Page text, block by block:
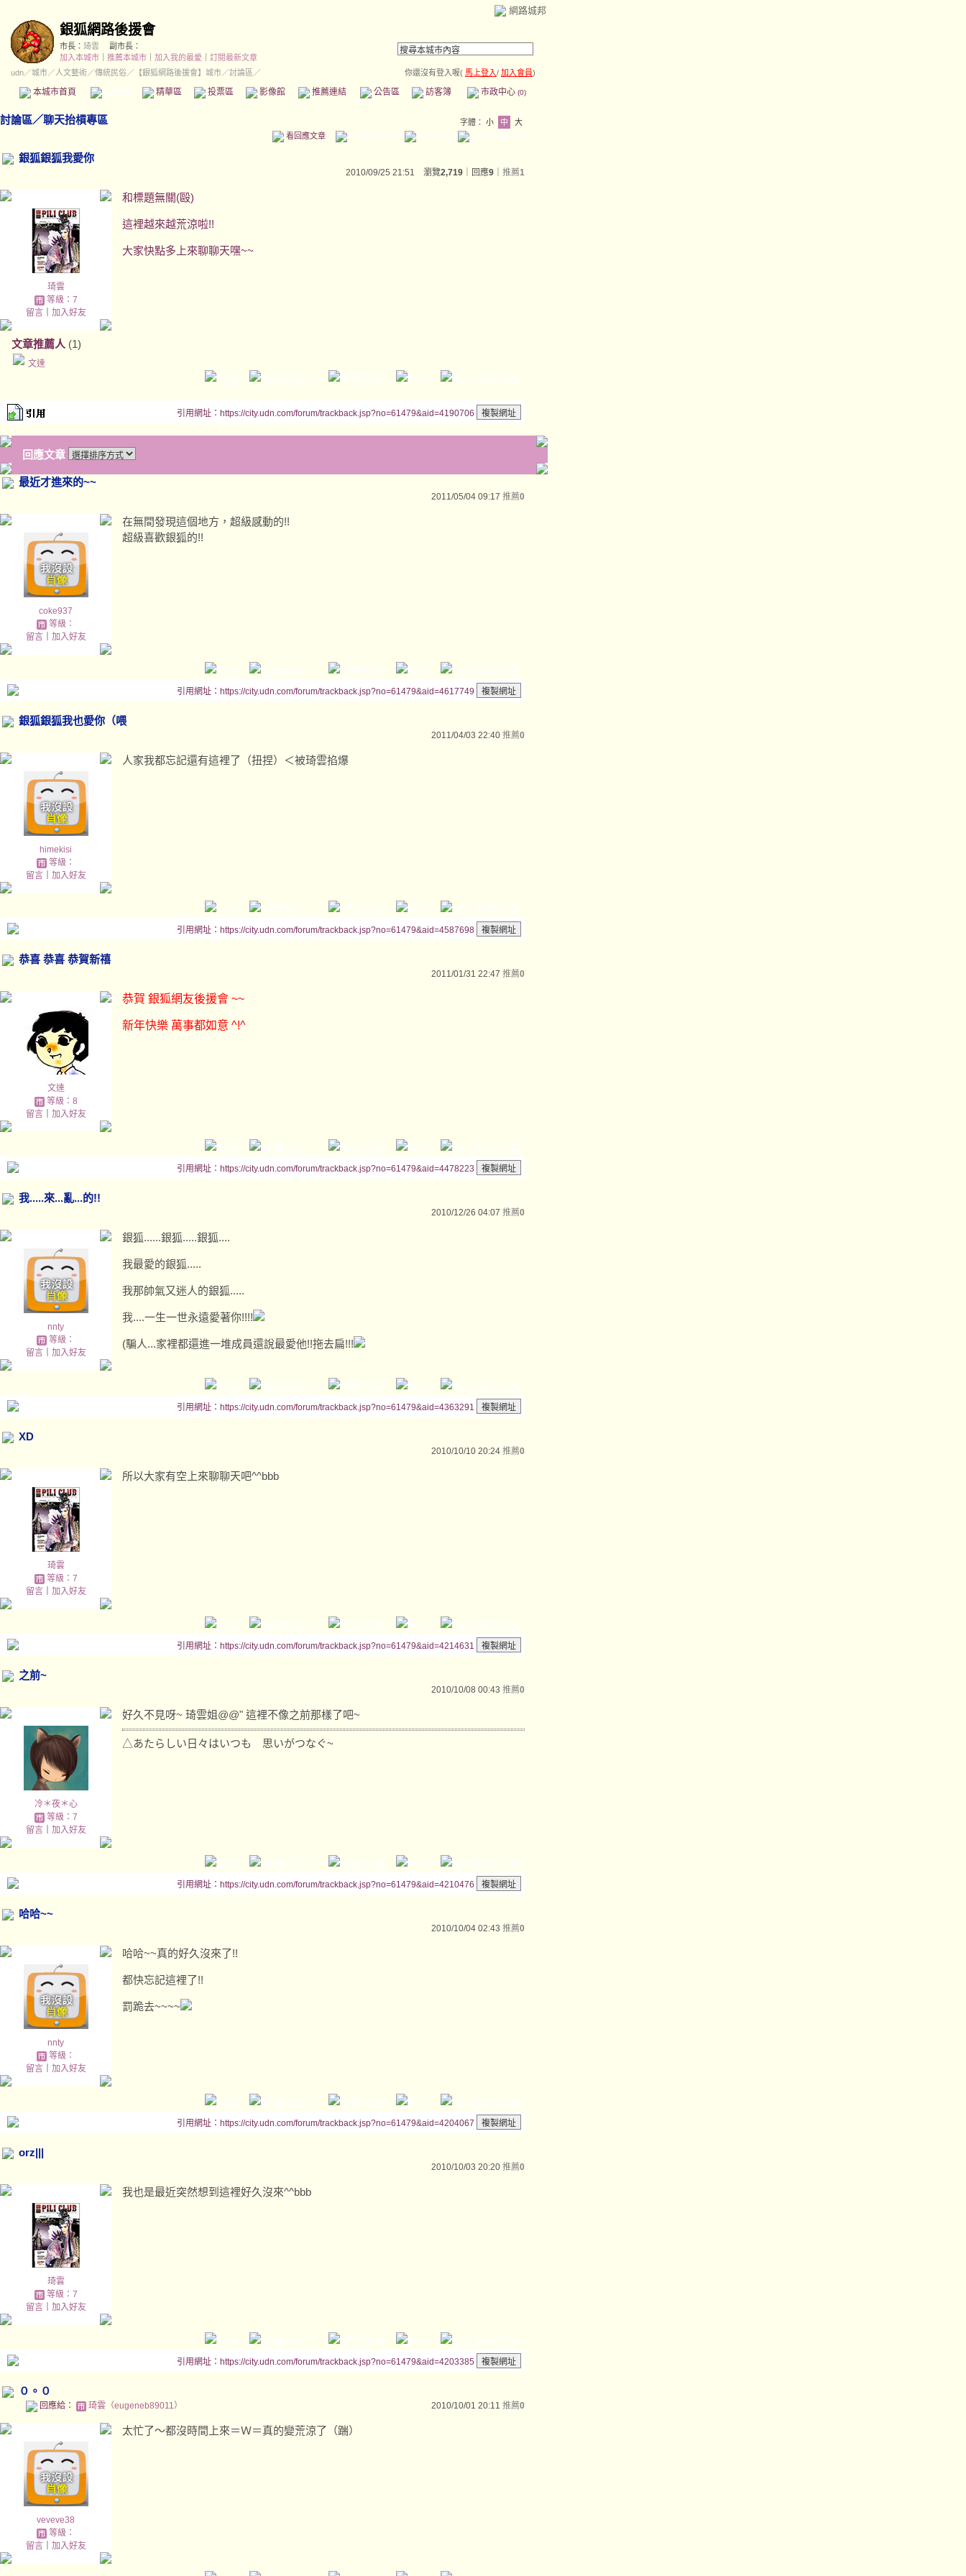
網路城邦
銀狐網路後援會
市長： 琦雲
副市長：
加入本城市
推薦本城市 加入我的最愛
訂閱最新文章
udn／城市／人文藝術／傳統民俗／ 【銀狐網路後援會】城市／討論區／ 你還沒有登入喔( 馬上登入/ 加入會員)
本城市首頁 精華區 投票區 影像館 推薦連結 公告區 訪客簿 市政中心 (0)
討論區／聊天抬槓專區 字體： 小 中
大
看回應文章
銀狐銀狐我愛你
2010/09/25 21:51 瀏覽2,719 ｜回應9 推薦1
琦雲
等級：7
留言｜ 加入好友
文章推薦人 (1)
文達
和標題無關(毆)
這裡越來越荒涼啦!!
大家快點多上來聊聊天嘿~~
引用網址：https://city.udn.com/forum/trackback.jsp?no=61479&aid=4190706
回應文章
最近才進來的~~
2011/05/04 09:17 推薦0
coke937
等級：
留言｜ 加入好友
在無間發現這個地方，超級感動的!!
超級喜歡銀狐的!!
引用網址：https://city.udn.com/forum/trackback.jsp?no=61479&aid=4617749
銀狐銀狐我也愛你（喂
2011/04/03 22:40 推薦0
himekisi
等級：
留言｜ 加入好友
人家我都忘記還有這裡了（扭捏）＜被琦雲掐爆
引用網址：https://city.udn.com/forum/trackback.jsp?no=61479&aid=4587698
恭喜 恭喜 恭賀新禧
2011/01/31 22:47 推薦0
文達
等級：8
留言｜ 加入好友
恭賀 銀狐網友後援會 ~~
新年快樂 萬事都如意 ^!^
引用網址：https://city.udn.com/forum/trackback.jsp?no=61479&aid=4478223
我.....來...亂...的!!
2010/12/26 04:07 推薦0
nnty
等級：
留言｜ 加入好友
銀狐......銀狐.....銀狐....
我最愛的銀狐.....
我那帥氣又迷人的銀狐.....
我....一生一世永遠愛著你!!!!
(騙人...家裡都還進一堆成員還說最愛他!!拖去扁!!!
引用網址：https://city.udn.com/forum/trackback.jsp?no=61479&aid=4363291
XD
2010/10/10 20:24 推薦0
琦雲
等級：7
留言｜ 加入好友
所以大家有空上來聊聊天吧^^bbb
引用網址：https://city.udn.com/forum/trackback.jsp?no=61479&aid=4214631
之前~
2010/10/08 00:43 推薦0
冷＊夜＊心
等級：7
留言｜ 加入好友
好久不見呀~ 琦雲姐@@" 這裡不像之前那樣了吧~
△あたらしい日々はいつも 思いがつなぐ~
引用網址：https://city.udn.com/forum/trackback.jsp?no=61479&aid=4210476
哈哈~~
2010/10/04 02:43 推薦0
nnty
等級：
留言｜ 加入好友
哈哈~~真的好久沒來了!!
都快忘記這裡了!!
罰跪去~~~~
引用網址：https://city.udn.com/forum/trackback.jsp?no=61479&aid=4204067
orz|||
2010/10/03 20:20 推薦0
琦雲
等級：7
留言｜ 加入好友
我也是最近突然想到這裡好久沒來^^bbb
引用網址：https://city.udn.com/forum/trackback.jsp?no=61479&aid=4203385
０。０
回應給： 琦雲（eugeneb89011） 2010/10/01 20:11 推薦0
veveve38
等級：
留言｜ 加入好友
太忙了～都沒時間上來＝Ｗ＝真的變荒涼了（踹）